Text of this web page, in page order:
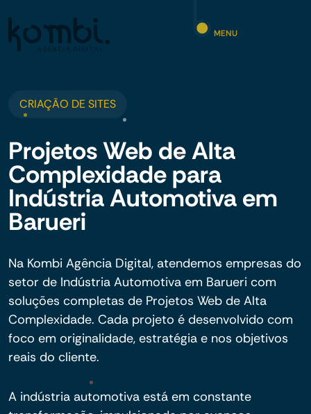
MENU
CRIAÇÃO DE SITES
Projetos Web de Alta
Complexidade para
Indústria Automotiva em
Barueri
Na Kombi Agência Digital, atendemos empresas do
setor de Indústria Automotiva em Barueri com
soluções completas de Projetos Web de Alta
Complexidade. Cada projeto é desenvolvido com
foco em originalidade, estratégia e nos objetivos
reais do cliente.
A indústria automotiva está em constante